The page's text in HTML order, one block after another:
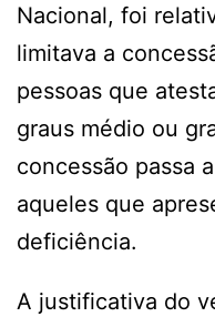
Nacional, foi
limitava a
pessoas que
graus médio ou
concessão passa
aqueles que
deficiência.
A justificativa do